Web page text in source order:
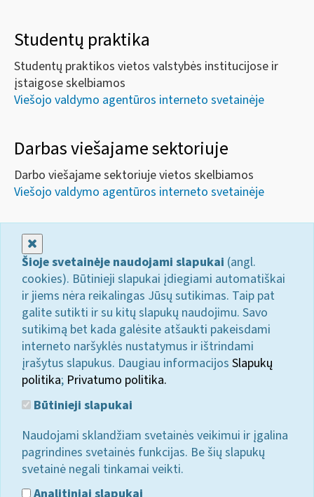
Studentų praktika
Studentų praktikos vietos valstybės institucijose ir
įstaigose skelbiamos
Viešojo valdymo agentūros interneto svetainėje
Darbas viešajame sektoriuje
Darbo viešajame sektoriuje vietos skelbiamos
Viešojo valdymo agentūros interneto svetainėje
Šioje svetainėje naudojami slapukai (angl.
cookies). Būtinieji slapukai įdiegiami automatiškai
ir jiems nėra reikalingas Jūsų sutikimas. Taip pat
galite sutikti ir su kitų slapukų naudojimu. Savo
sutikimą bet kada galėsite atšaukti pakeisdami
interneto naršyklės nustatymus ir ištrindami
įrašytus slapukus. Daugiau informacijos Slapukų
politika; Privatumo politika.
Būtinieji slapukai
Naudojami sklandžiam svetainės veikimui ir įgalina
pagrindines svetainės funkcijas. Be šių slapukų
svetainė negali tinkamai veikti.